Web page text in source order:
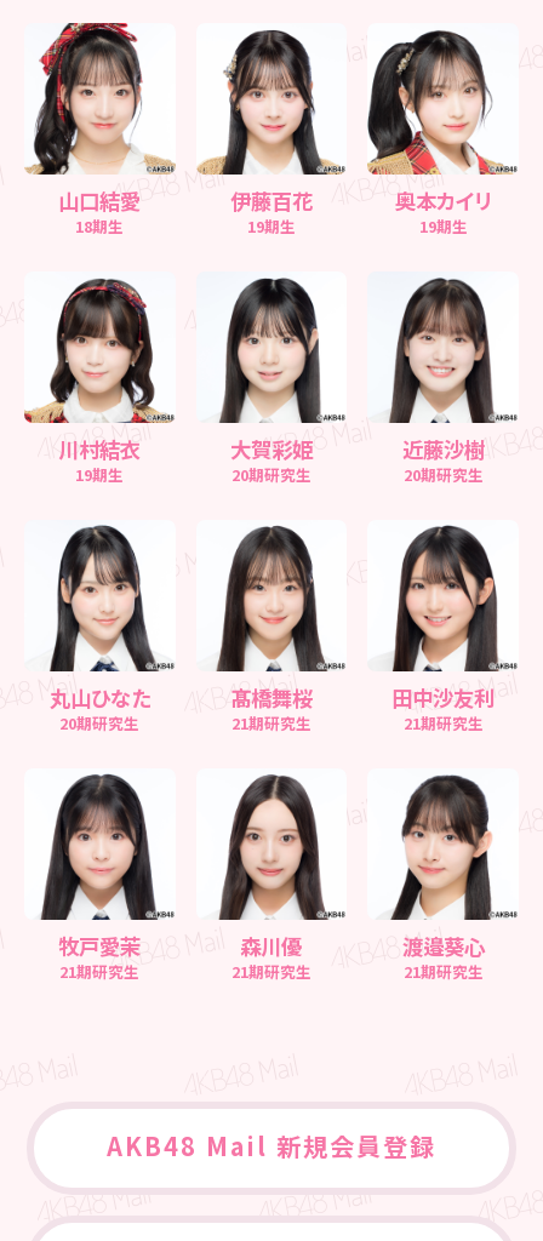
山口結愛
18期生
伊藤百花
19期生
奥本カイリ
19期生
川村結衣
19期生
大賀彩姫
20期研究生
近藤沙樹
20期研究生
丸山ひなた
20期研究生
髙橋舞桜
21期研究生
田中沙友利
21期研究生
牧戸愛茉
21期研究生
森川優
21期研究生
渡邉葵心
21期研究生
AKB48 Mail 新規会員登録